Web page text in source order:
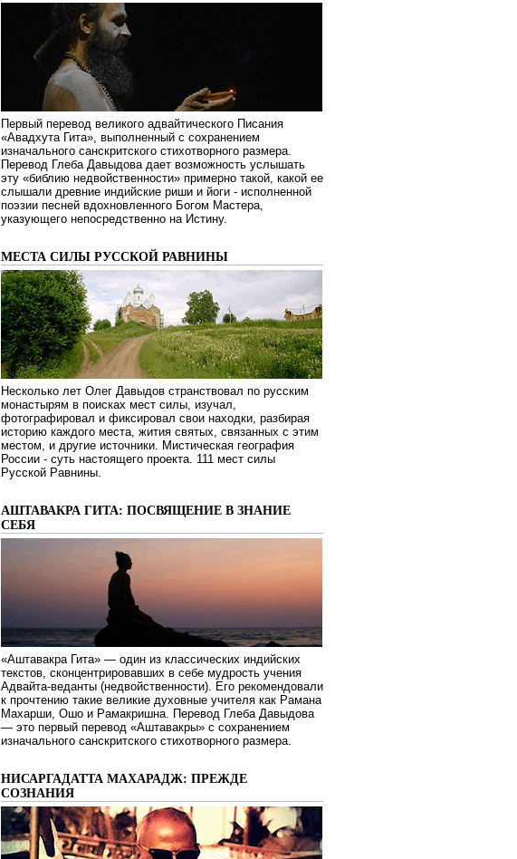
Первый перевод великого адвайтического Писания
«Авадхута Гита», выполненный с сохранением
изначального санскритского стихотворного размера.
Перевод Глеба Давыдова дает возможность услышать
эту «библию недвойственности» примерно такой, какой ее
слышали древние индийские риши и йоги - исполненной
поэзии песней вдохновленного Богом Мастера,
указующего непосредственно на Истину.
МЕСТА СИЛЫ РУССКОЙ РАВНИНЫ
Несколько лет Олег Давыдов странствовал по русским
монастырям в поисках мест силы, изучал,
фотографировал и фиксировал свои находки, разбирая
историю каждого места, жития святых, связанных с этим
местом, и другие источники. Мистическая география
России - суть настоящего проекта. 111 мест силы
Русской Равнины.
АШТАВАКРА ГИТА: ПОСВЯЩЕНИЕ В ЗНАНИЕ
СЕБЯ
«Аштавакра Гита» — один из классических индийских
текстов, сконцентрировавших в себе мудрость учения
Адвайта-веданты (недвойственности). Его рекомендовали
к прочтению такие великие духовные учителя как Рамана
Махарши, Ошо и Рамакришна. Перевод Глеба Давыдова
— это первый перевод «Аштавакры» с сохранением
изначального санскритского стихотворного размера.
НИСАРГАДАТТА МАХАРАДЖ: ПРЕЖДЕ
СОЗНАНИЯ